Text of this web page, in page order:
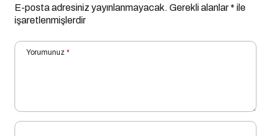
E-posta adresiniz yayınlanmayacak. Gerekli alanlar* ile
işaretlenmişlerdir
Yorumunuz *